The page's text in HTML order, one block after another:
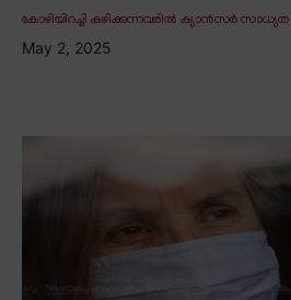
കോഴിയിറച്ചി കഴിക്കുന്നവരിൽ ക്യാൻസർ
May 2, 2025